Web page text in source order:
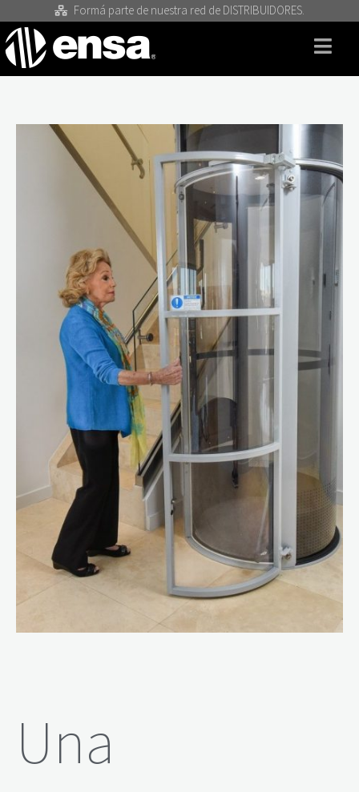
Formá parte de nuestra red de DISTRIBUIDORES.
Una